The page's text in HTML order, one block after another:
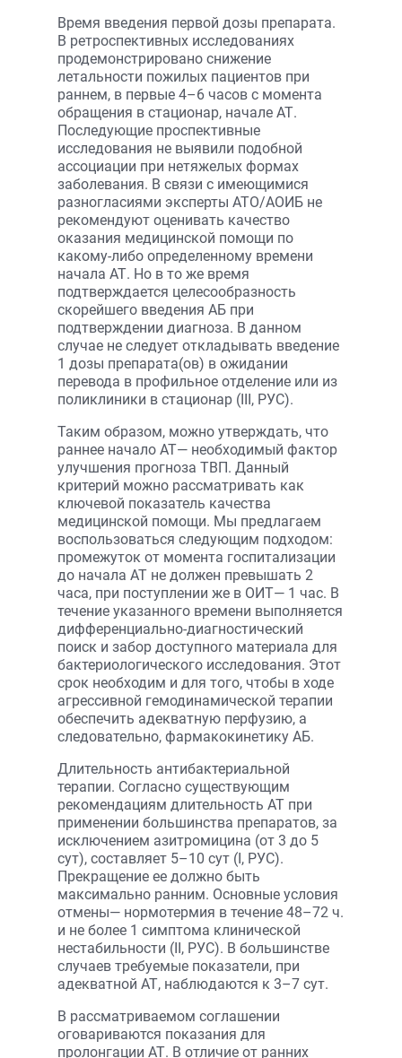
Время введения первой дозы препарата.
В ретроспективных исследованиях
продемонстрировано снижение
летальности пожилых пациентов при
раннем, в первые 4–6 часов с момента
обращения в стационар, начале АТ.
Последующие проспективные
исследования не выявили подобной
ассоциации при нетяжелых формах
заболевания. В связи с имеющимися
разногласиями эксперты АТО/АОИБ не
рекомендуют оценивать качество
оказания медицинской помощи по
какому-либо определенному времени
начала АТ. Но в то же время
подтверждается целесообразность
скорейшего введения АБ при
подтверждении диагноза. В данном
случае не следует откладывать введение
1 дозы препарата(ов) в ожидании
перевода в профильное отделение или из
поликлиники в стационар (III, РУС).
Таким образом, можно утверждать, что
раннее начало АТ— необходимый фактор
улучшения прогноза ТВП. Данный
критерий можно рассматривать как
ключевой показатель качества
медицинской помощи. Мы предлагаем
воспользоваться следующим подходом:
промежуток от момента госпитализации
до начала АТ не должен превышать 2
часа, при поступлении же в ОИТ— 1 час. В
течение указанного времени выполняется
дифференциально-диагностический
поиск и забор доступного материала для
бактериологического исследования. Этот
срок необходим и для того, чтобы в ходе
агрессивной гемодинамической терапии
обеспечить адекватную перфузию, а
следовательно, фармакокинетику АБ.
Длительность антибактериальной
терапии. Согласно существующим
рекомендациям длительность АТ при
применении большинства препаратов, за
исключением азитромицина (от 3 до 5
сут), составляет 5–10 сут (I, РУС).
Прекращение ее должно быть
максимально ранним. Основные условия
отмены— нормотермия в течение 48–72 ч.
и не более 1 симптома клинической
нестабильности (II, РУС). В большинстве
случаев требуемые показатели, при
адекватной АТ, наблюдаются к 3–7 сут.
В рассматриваемом соглашении
оговариваются показания для
пролонгации АТ. В отличие от ранних